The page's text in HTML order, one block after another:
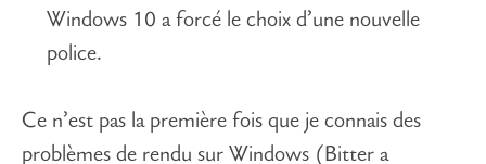
Windows 10 a forcé le choix d’une nouvelle
police.
Ce n’est pas la première fois que je connais des
problèmes de rendu sur Windows (Bitter a